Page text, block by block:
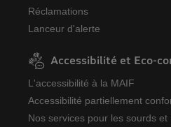
Réclamations
Lanceur d'alerte
Accessibilité et Eco-
L'accessibilité à la MAIF
Accessibilité partiellement
Nos services pour les sourds